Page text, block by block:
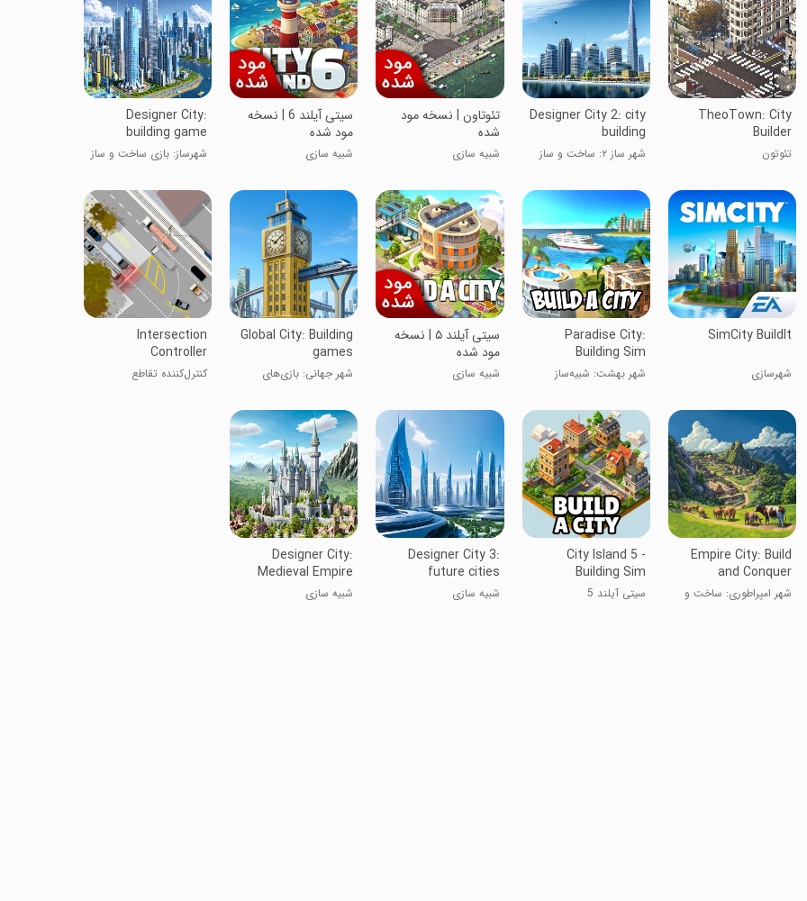
TheoTown: City
Builder
تئوتون
Designer City 2: city
building
شهر ساز ۲: ساخت و ساز
تئوتاون | نسخه مود
شده
شبیه سازی
سیتی آیلند 6 | نسخه
مود شده
شبیه سازی
Designer City:
building game
شهرساز: بازی ساخت و ساز
SimCity BuildIt
شهرسازی
Paradise City:
Building Sim
شهر بهشت: شبیه‌ساز
سیتی آیلند ۵ | نسخه
مود شده
شبیه سازی
Global City: Building
games
شهر جهانی: بازی‌های
Intersection
Controller
کنترل‌کننده تقاطع
Empire City: Build
and Conquer
شهر امپراطوری: ساخت و
City Island 5 -
Building Sim
سیتی آیلند 5
Designer City 3:
future cities
شبیه سازی
Designer City:
Medieval Empire
شبیه سازی